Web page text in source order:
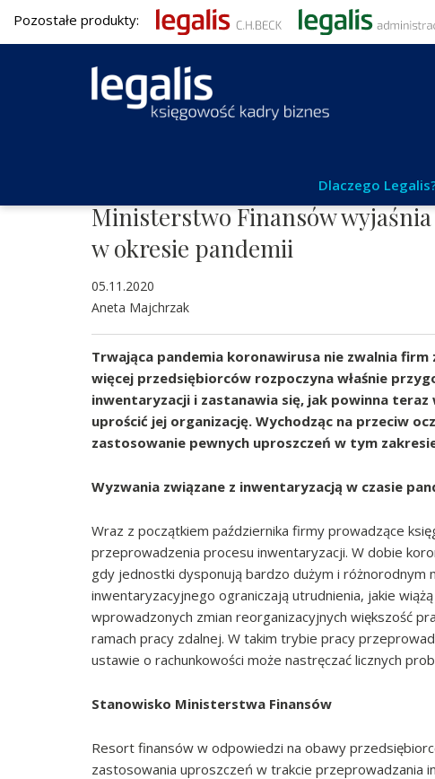
Pozostałe produkty:
Dlaczego
Ministerstwo Finansów
w okresie pandemii
05.11.2020
Aneta Majchrzak
Trwająca pandemia koronawirusa nie zwalnia
więcej przedsiębiorców rozpoczyna właśnie
inwentaryzacji i zastanawia się, jak powinna
uprościć jej organizację. Wychodząc na przeciw
zastosowanie pewnych uproszczeń w tym
Wyzwania związane z inwentaryzacją w czasie
Wraz z początkiem października firmy prowadzące
przeprowadzenia procesu inwentaryzacji. W dobie
gdy jednostki dysponują bardzo dużym i
inwentaryzacyjnego ograniczają utrudnienia, jakie
wprowadzonych zmian reorganizacyjnych większość
ramach pracy zdalnej. W takim trybie pracy
ustawie o rachunkowości może nastręczać licznych
Stanowisko Ministerstwa Finansów
Resort finansów w odpowiedzi na obawy
zastosowania uproszczeń w trakcie przeprowadzania